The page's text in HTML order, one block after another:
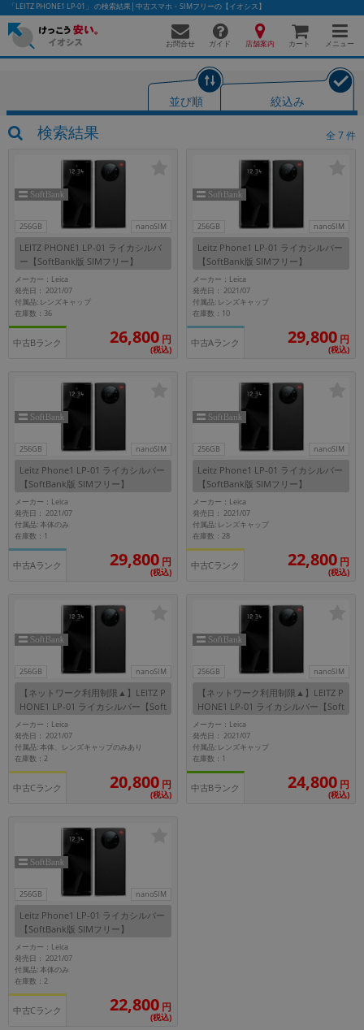
「LEITZ PHONE1 LP-01」 の検索結果│中古スマホ・SIMフリーの【イオシス】
お問合せ ガイド 店舗案内 カート メニュー
並び順 絞込み
検索結果 全7件
256GB nanoSIM
LEITZ PHONE1 LP-01 ライカシルバ
ー【SoftBank版 SIMフリー】
メーカー：Leica
発売日： 2021/07
付属品: レンズキャップ
在庫数：36
中古Bランク 26,800 円
(税込)
256GB nanoSIM
Leitz Phone1 LP-01 ライカシルバー
【SoftBank版 SIMフリー】
メーカー：Leica
発売日： 2021/07
付属品: レンズキャップ
在庫数：10
中古Aランク 29,800 円
(税込)
256GB nanoSIM
Leitz Phone1 LP-01 ライカシルバー
【SoftBank版 SIMフリー】
メーカー：Leica
発売日： 2021/07
付属品: 本体のみ
在庫数：1
中古Aランク 29,800 円
(税込)
256GB nanoSIM
Leitz Phone1 LP-01 ライカシルバー
【SoftBank版 SIMフリー】
メーカー：Leica
発売日： 2021/07
付属品: レンズキャップ
在庫数：28
中古Cランク 22,800 円
(税込)
256GB nanoSIM
【ネットワーク利用制限▲】LEITZ P
HONE1 LP-01 ライカシルバー【Soft
Bank版 SIMフリー】
メーカー：Leica
発売日： 2021/07
付属品: 本体、レンズキャップのみあり
在庫数：2
中古Cランク 20,800 円
(税込)
256GB nanoSIM
【ネットワーク利用制限▲】LEITZ P
HONE1 LP-01 ライカシルバー【Soft
Bank版 SIMフリー】
メーカー：Leica
発売日： 2021/07
付属品: レンズキャップ
在庫数：1
中古Bランク 24,800 円
(税込)
256GB nanoSIM
Leitz Phone1 LP-01 ライカシルバー
【SoftBank版 SIMフリー】
メーカー：Leica
発売日： 2021/07
付属品: 本体のみ
在庫数：2
中古Cランク 22,800 円
(税込)
かんたんパソコン検索に切り替える
フリーワード
除外ワード
人気の検索ワード：Let's note EliteBook MacBook
カテゴリー
商品ジャンルの絞り込み
「スマートフォン」「タブレット」など
シリーズ
商品シリーズ名・ブランド名の絞り込み。
製造、販売メーカーの絞り込み
「Apple」「SONY」「SHARP」など
機能・特徴
商品の搭載機能による絞り込み
「5G対応」「防水」「ワンセグ」など
ドライブ
ドライブの絞り込み
ランク
CPUの絞り込み
OS
OSの絞り込み
メモリ
~
容量
モニタサイズ
価格
発売日